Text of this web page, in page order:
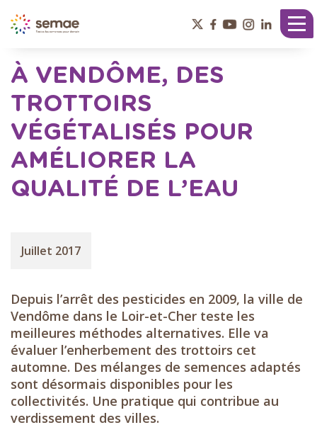
À VENDÔME, DES
TROTTOIRS
VÉGÉTALISÉS POUR
AMÉLIORER LA
QUALITÉ DE L’EAU
Juillet 2017
Depuis l’arrêt des pesticides en 2009, la ville de
Vendôme dans le Loir-et-Cher teste les
meilleures méthodes alternatives. Elle va
évaluer l’enherbement des trottoirs cet
automne. Des mélanges de semences adaptés
sont désormais disponibles pour les
collectivités. Une pratique qui contribue au
verdissement des villes.